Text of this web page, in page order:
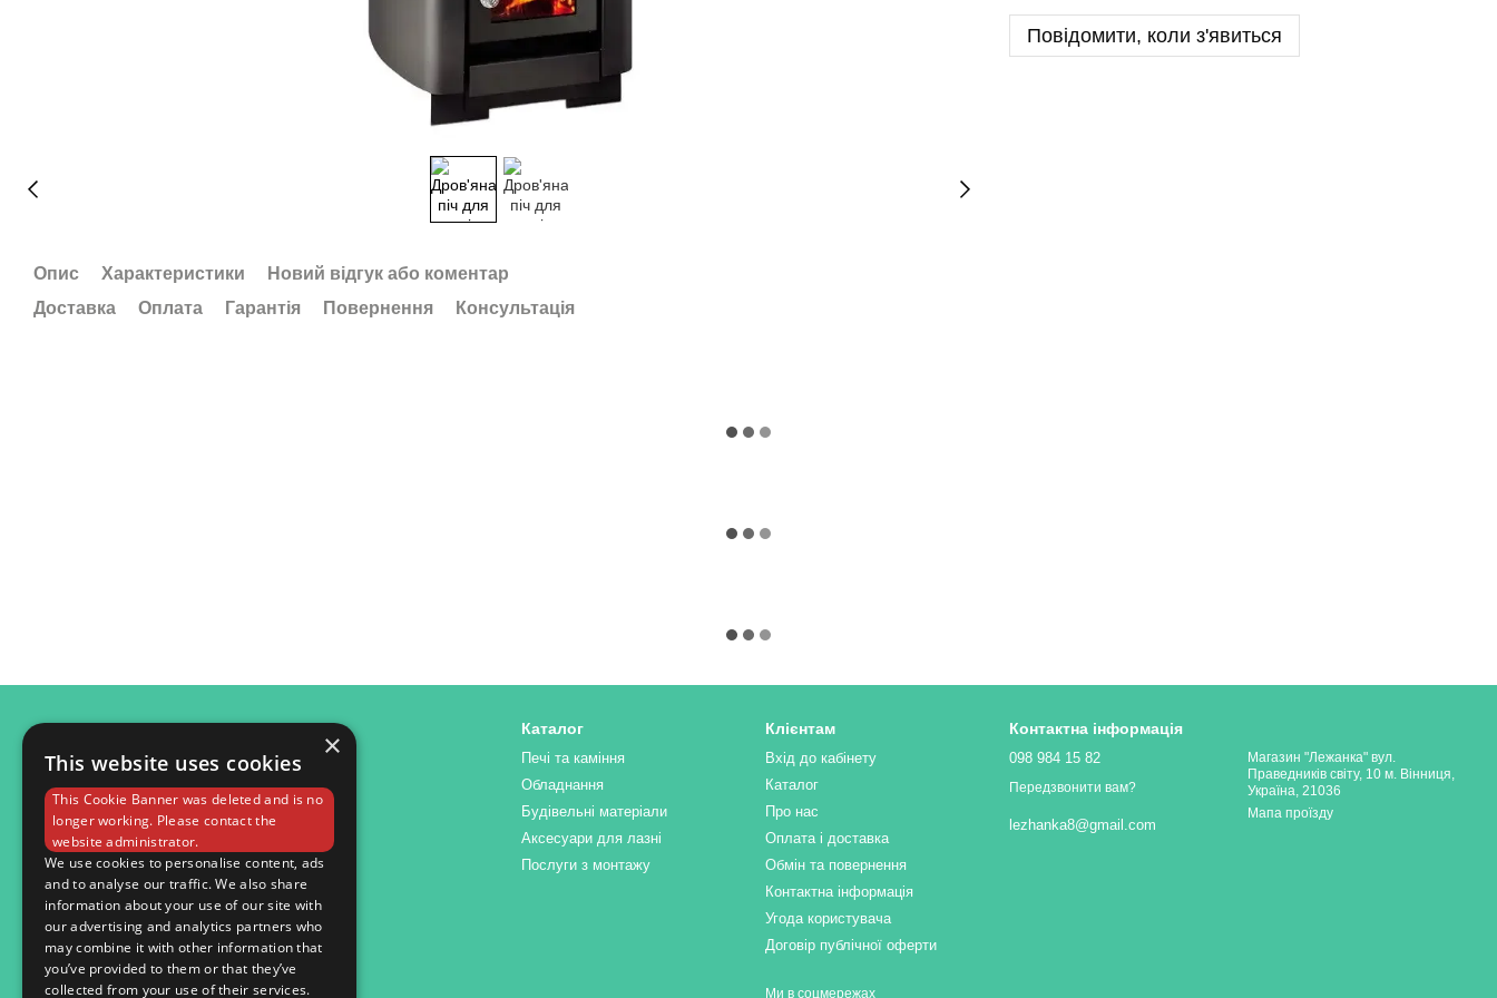
Опис Характеристики
Новий відгук або коментар
Доставка
Оплата Гарантія Повернення Консультація
Повідомити, коли з'явиться
© 2026
Мобільна версія
Каталог
Печі та каміння
Обладнання
Будівельні матеріали
Аксесуари для лазні
Послуги з монтажу
Клієнтам
Вхід до кабінету
Каталог
Про нас
Оплата і доставка
Обмін та повернення
Контактна інформація
Угода користувача
Договір публічної оферти
Ми в соцмережах
Контактна інформація
098 984 15 82
Передзвонити вам?
lezhanka8@gmail.com
Магазин "Лежанка" вул.
Праведників світу, 10 м. Вінниця,
Україна, 21036
Мапа проїзду
×
This website uses cookies
This Cookie Banner was deleted and is no
longer working. Please contact the
website administrator.
We use cookies to personalise content, ads
and to analyse our traffic. We also share
information about your use of our site with
our advertising and analytics partners who
may combine it with other information that
you’ve provided to them or that they’ve
collected from your use of their services.